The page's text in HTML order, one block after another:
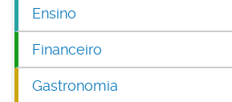
Ensino
Financeiro
Gastronomia